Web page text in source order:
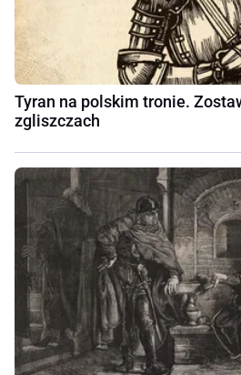
Tyran na polskim tronie.
zgliszczach